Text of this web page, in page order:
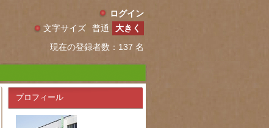
ログイン
現在の登録者数：137 名
文字サイズ 普通 大きく
プロフィール